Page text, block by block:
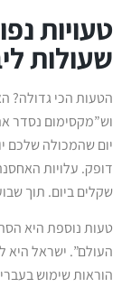
טעויות
שעולות
הטעות הכי גדולה?
וש”מקסימום נסדר
יום שהמכולה שלכם
שקלים ביום. תוך
טעות נוספת היא
העולם”. ישראל היא
הוראות שימוש